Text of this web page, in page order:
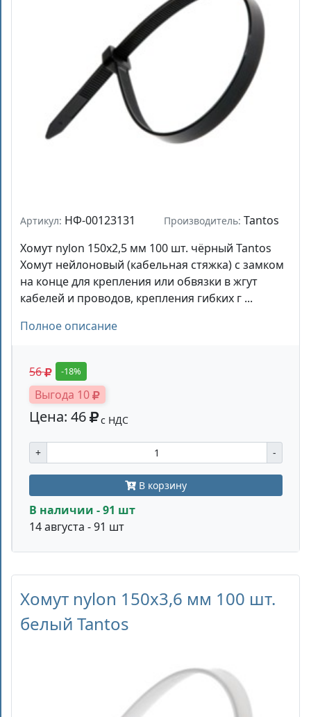
Артикул: НФ-00123131 Производитель: Tantos
Хомут nylon 150x2,5 мм 100 шт. чёрный Tantos
Хомут нейлоновый (кабельная стяжка) с замком
на конце для крепления или обвязки в жгут
кабелей и проводов, крепления гибких г ...
Полное описание
56 -18%
Выгода 10
Цена: 46 с НДС
+ -
В корзину
В наличии - 91 шт
14 августа - 91 шт
Хомут nylon 150x3,6 мм 100 шт.
белый Tantos